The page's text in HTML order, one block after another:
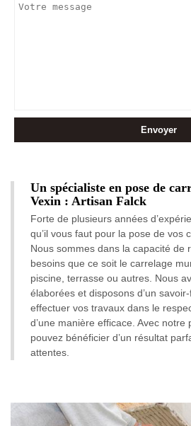
Un spécialiste en pose de
Vexin : Artisan Falck
Forte de plusieurs années
qu’il vous faut pour la pose de vos
Nous sommes dans la capacité de
besoins que ce soit le carrelage
piscine, terrasse ou autres. Nous
élaborées et disposons d’un
effectuer vos travaux dans le
d’une manière efficace. Avec
pouvez bénéficier d’un résultat
attentes.